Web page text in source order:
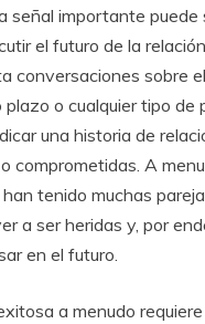
señal importante puede
el futuro de la
conversaciones sobre
plazo o cualquier tipo de
una historia de
comprometidas. A
tenido muchas
a ser heridas y, por
en el futuro.
a menudo